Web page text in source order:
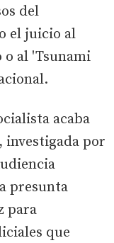
del
el juicio al
o al 'Tsunami
acaba
investigada por
presunta
para
que